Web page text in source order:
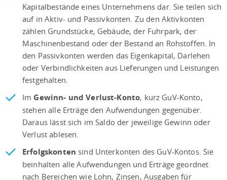
Kapitalbestände eines Unternehmens dar. Sie teilen sich
auf in Aktiv- und Passivkonten. Zu den Aktivkonten
zählen Grundstücke, Gebäude, der Fuhrpark, der
Maschinenbestand oder der Bestand an Rohstoffen. In
den Passivkonten werden das Eigenkapital, Darlehen
oder Verbindlichkeiten aus Lieferungen und Leistungen
festgehalten.
Im Gewinn- und Verlust-Konto, kurz GuV-Konto,
stehen alle Erträge den Aufwendungen gegenüber.
Daraus lässt sich im Saldo der jeweilige Gewinn oder
Verlust ablesen.
Erfolgskonten sind Unterkonten des GuV-Kontos. Sie
beinhalten alle Aufwendungen und Erträge geordnet
nach Bereichen wie Lohn, Zinsen, Ausgaben für